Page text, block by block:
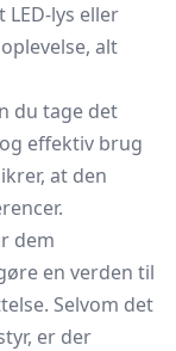
lys eller
alt
du tage det
effektiv brug
at den
dem
en verden til
Selvom det
er der